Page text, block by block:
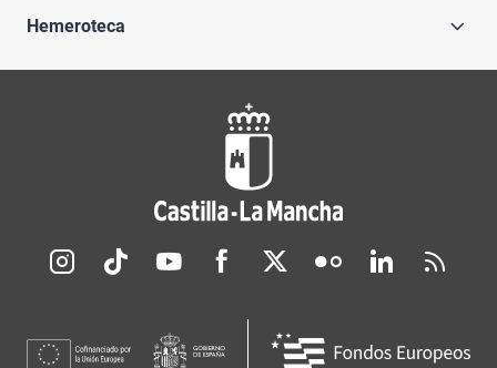
Hemeroteca
Redes sociales JCCM